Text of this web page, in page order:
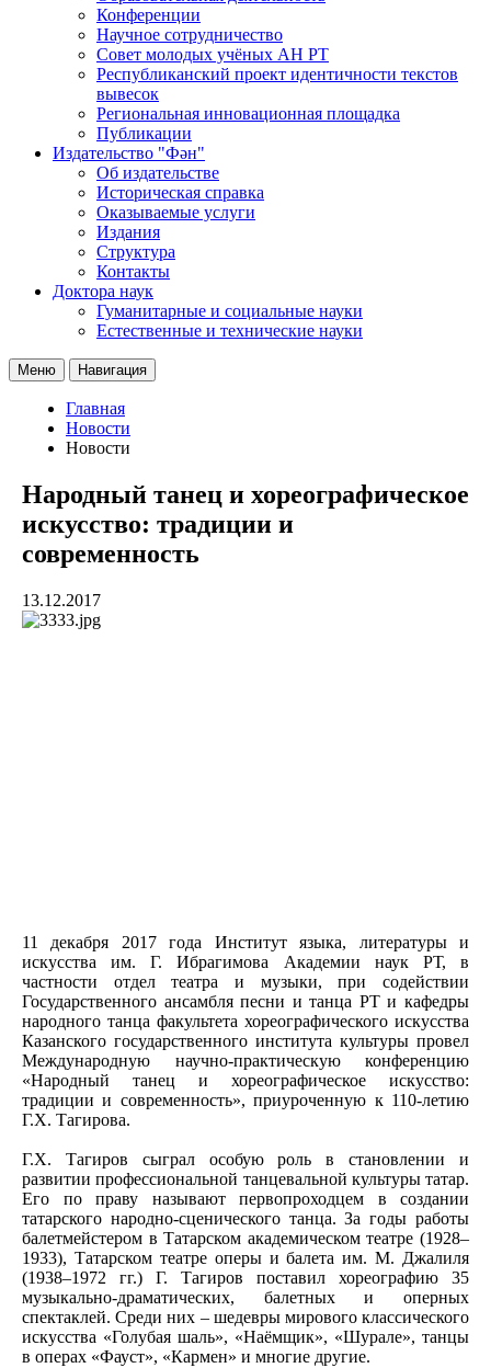
Конференции
Научное сотрудничество
Совет молодых учёных АН РТ
Республиканский проект идентичности текстов
вывесок
Региональная инновационная площадка
Публикации
Издательство "Фән"
Об издательстве
Историческая справка
Оказываемые услуги
Издания
Структура
Контакты
Доктора наук
Гуманитарные и социальные науки
Естественные и технические науки
Меню Навигация
Главная
Новости
Новости
Народный танец и хореографическое
искусство: традиции и
современность
13.12.2017
11 декабря 2017 года Институт языка, литературы и
искусства им. Г. Ибрагимова Академии наук РТ, в
частности отдел театра и музыки, при содействии
Государственного ансамбля песни и танца РТ и кафедры
народного танца факультета хореографического искусства
Казанского государственного института культуры провел
Международную научно-практическую конференцию
«Народный танец и хореографическое искусство:
традиции и современность», приуроченную к 110-летию
Г.Х. Тагирова.
Г.Х. Тагиров сыграл особую роль в становлении и
развитии профессиональной танцевальной культуры татар.
Его по праву называют первопроходцем в создании
татарского народно-сценического танца. За годы работы
балетмейстером в Татарском академическом театре (1928–
1933), Татарском театре оперы и балета им. М. Джалиля
(1938–1972 гг.) Г. Тагиров поставил хореографию 35
музыкально-драматических, балетных и оперных
спектаклей. Среди них – шедевры мирового классического
искусства «Голубая шаль», «Наёмщик», «Шурале», танцы
в операх «Фауст», «Кармен» и многие другие.